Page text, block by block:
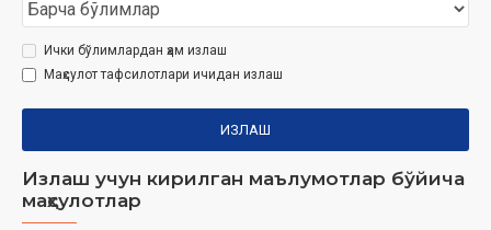
Ички бўлимлардан ҳам излаш
Маҳсулот тафсилотлари ичидан излаш
ИЗЛАШ
Излаш учун кирилган маълумотлар бўйича
маҳсулотлар